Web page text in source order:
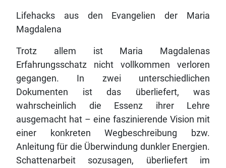
Lifehacks aus den Evangelien der Maria
Magdalena
Trotz allem ist Maria Magdalenas
Erfahrungsschatz nicht vollkommen verloren
gegangen. In zwei unterschiedlichen
Dokumenten ist das überliefert, was
wahrscheinlich die Essenz ihrer Lehre
ausgemacht hat – eine faszinierende Vision mit
einer konkreten Wegbeschreibung bzw.
Anleitung für die Überwindung dunkler Energien.
Schattenarbeit sozusagen, überliefert im